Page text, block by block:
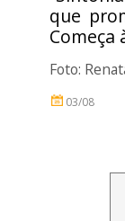
que
Começa
Foto:
03/08